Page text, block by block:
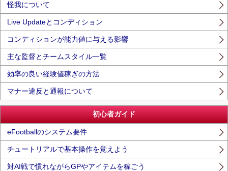
怪我について
Live Updateとコンディション
コンディションが能力値に与える影響
主な監督とチームスタイル一覧
効率の良い経験値稼ぎの方法
マナー違反と通報について
初心者ガイド
eFootballのシステム要件
チュートリアルで基本操作を覚えよう
対AI戦で慣れながらGPやアイテムを稼ごう